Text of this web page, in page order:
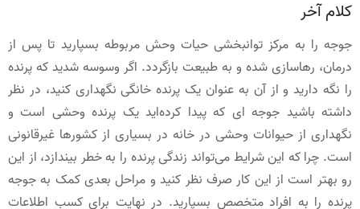
کلام آخر
جوجه را به مرکز توانبخشی حیات وحش مربوطه بسپارید تا پس از
درمان، رهاسازی شده و به طبیعت بازگردد. اگر وسوسه شدید که پرنده
را نگه دارید و از آن به عنوان یک پرنده خانگی نگهداری کنید، در نظر
داشته باشید جوجه ای که پیدا کرده‌اید یک پرنده وحشی است و
نگهداری از حیوانات وحشی در خانه در بسیاری از کشورها غیرقانونی
است. چرا که این شرایط می‌تواند زندگی پرنده را به خطر بیندازد، از این
رو بهتر است از این کار صرف نظر کنید و مراحل بعدی کمک به جوجه
پرنده را به افراد متخصص بسپارید. در نهایت برای کسب اطلاعات